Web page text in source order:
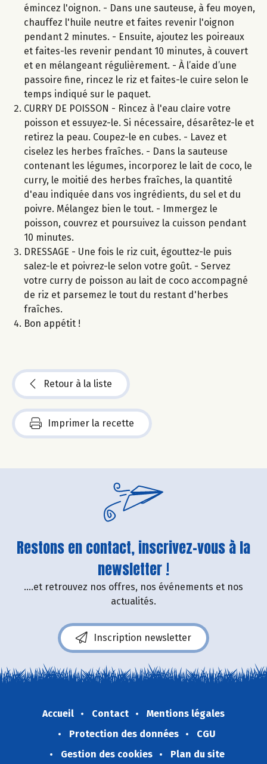
émincez l'oignon. - Dans une sauteuse, à feu moyen,
chauffez l'huile neutre et faites revenir l'oignon
pendant 2 minutes. - Ensuite, ajoutez les poireaux
et faites-les revenir pendant 10 minutes, à couvert
et en mélangeant régulièrement. - À l’aide d’une
passoire fine, rincez le riz et faites-le cuire selon le
temps indiqué sur le paquet.
CURRY DE POISSON - Rincez à l'eau claire votre
poisson et essuyez-le. Si nécessaire, désarêtez-le et
retirez la peau. Coupez-le en cubes. - Lavez et
ciselez les herbes fraîches. - Dans la sauteuse
contenant les légumes, incorporez le lait de coco, le
curry, le moitié des herbes fraîches, la quantité
d'eau indiquée dans vos ingrédients, du sel et du
poivre. Mélangez bien le tout. - Immergez le
poisson, couvrez et poursuivez la cuisson pendant
10 minutes.
DRESSAGE - Une fois le riz cuit, égouttez-le puis
salez-le et poivrez-le selon votre goût. - Servez
votre curry de poisson au lait de coco accompagné
de riz et parsemez le tout du restant d'herbes
fraîches.
Bon appétit !
Retour à la liste
Imprimer la recette
Restons en contact, inscrivez-vous à la
newsletter !
....et retrouvez nos offres, nos événements et nos
actualités.
Inscription newsletter
Accueil Contact
Mentions légales
Protection des données
CGU
Gestion des cookies
Plan du site